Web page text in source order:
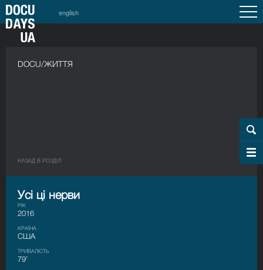
english
DOCU/ЖИТТЯ
НАЗАД В РОЗДIЛ
Усі ці нерви
РІК
2016
КРАЇНА
США
ТРИВАЛІСТЬ
79’